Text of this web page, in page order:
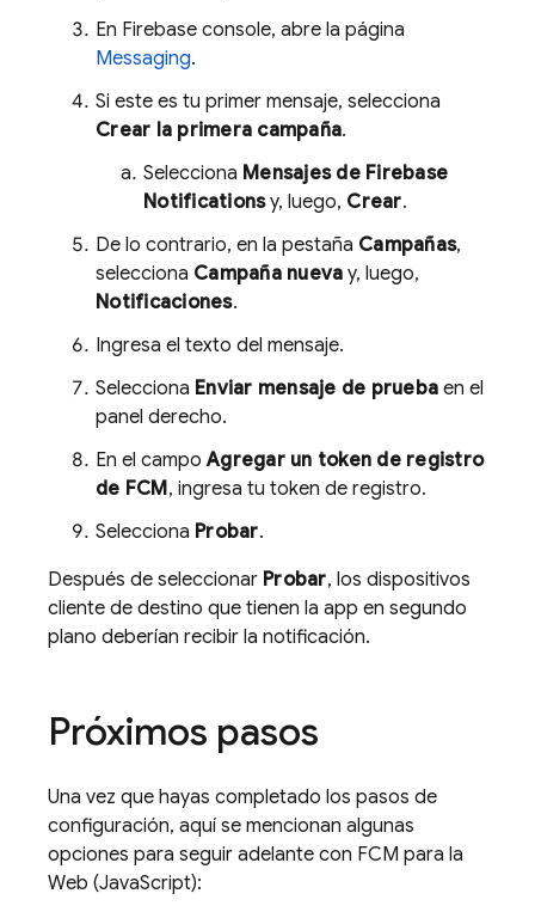
En Firebase console, abre la página
Messaging.
Si este es tu primer mensaje, selecciona
Crear la primera campaña.
Selecciona Mensajes de Firebase
Notificationsy, luego, Crear.
De lo contrario, en la pestaña Campañas,
selecciona Campaña nueva y, luego,
Notificaciones.
Ingresa el texto del mensaje.
Selecciona Enviar mensaje de prueba en el
panel derecho.
En el campoAgregar un token de registro
de FCM, ingresa tu token de registro.
Selecciona Probar.
Después de seleccionar Probar, los dispositivos
cliente de destino que tienen la app en segundo
plano deberían recibir la notificación.
Próximos pasos
Una vez que hayas completado los pasos de
configuración, aquí se mencionan algunas
opciones para seguir adelante con FCM para la
Web (JavaScript):